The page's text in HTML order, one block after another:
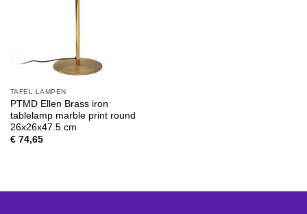
TAFEL LAMPEN
PTMD Ellen Brass iron
tablelamp marble print round
26x26x47.5 cm
€74,65